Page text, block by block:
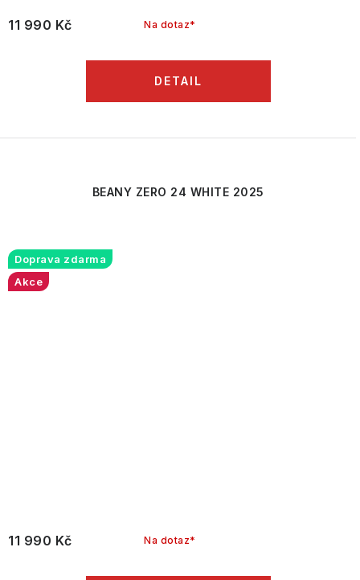
Na dotaz*
11 990 Kč
BEANY ZERO 24 WHITE 2025
Doprava zdarma
Akce
Na dotaz*
11 990 Kč